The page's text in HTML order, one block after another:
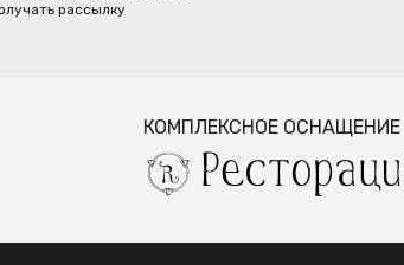
рассылку
КОМПЛЕКСНОЕ